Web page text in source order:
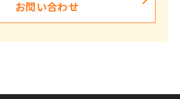
お問い合わせ